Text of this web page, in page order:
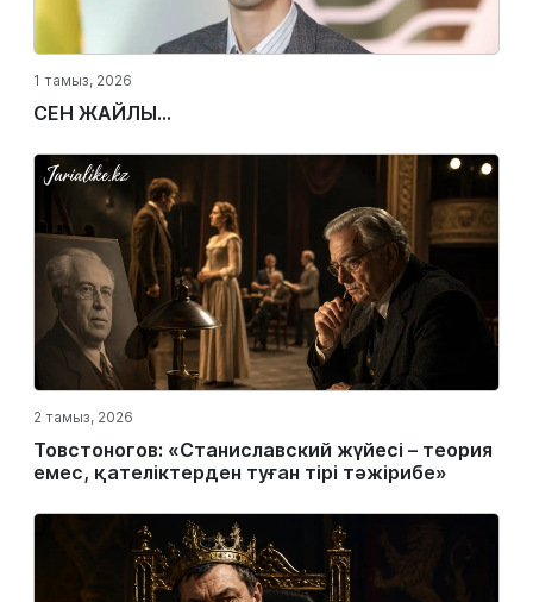
1 тамыз, 2026
СЕН ЖАЙЛЫ...
2 тамыз, 2026
Товстоногов: «Станиславский жүйесі – теория
емес, қателіктерден туған тірі тәжірибе»